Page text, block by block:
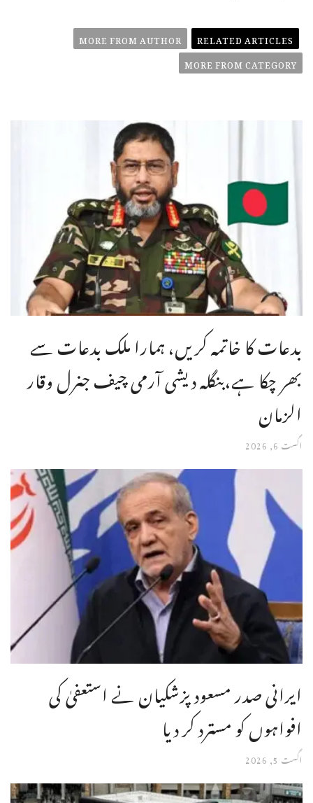
RELATED ARTICLES
MORE FROM AUTHOR
MORE FROM CATEGORY
بدعات کا خاتمہ کریں، ہمارا ملک بدعات سے
بھر چکا ہے،بنگله دیشی آرمی چیف جنرل وقار
الزمان
اگست 6, 2026
ایرانی صدر مسعود پزشکیان نے استعفیٰ کی
افواہوں کو مسترد کر دیا
اگست 5, 2026